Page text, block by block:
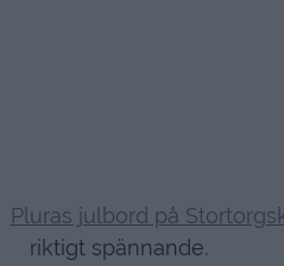
Pluras julbord på
riktigt spännande.